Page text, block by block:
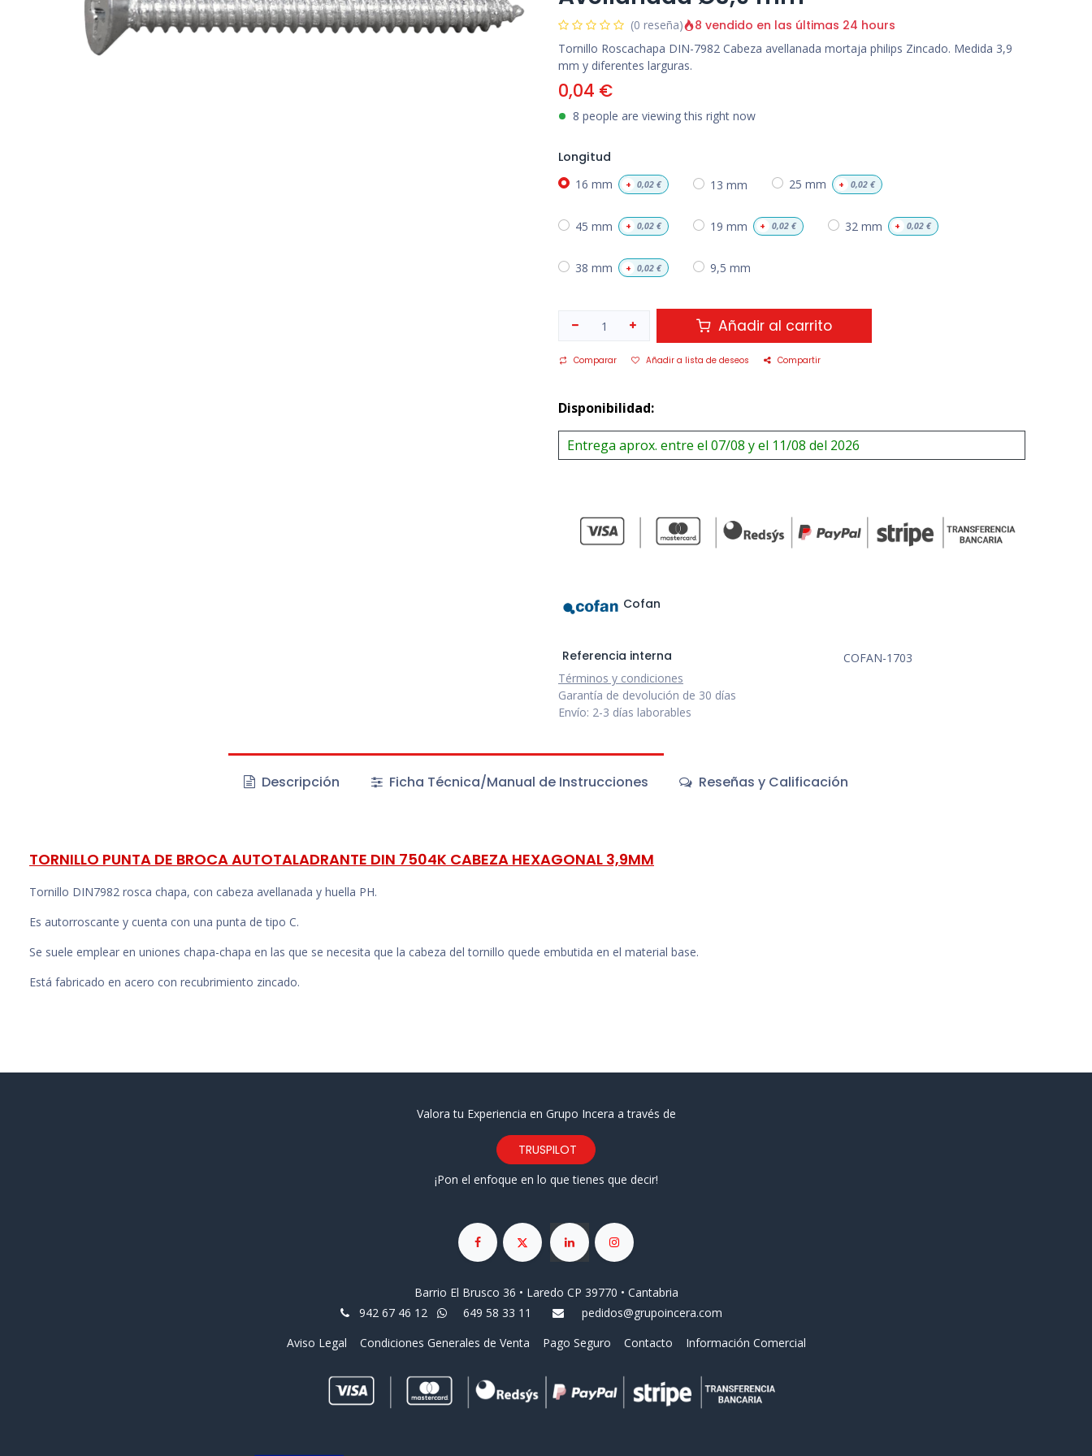
(0 reseña) 8 vendido en las últimas 24 hours
Tornillo Roscachapa DIN-7982 Cabeza avellanada mortaja philips Zincado. Medida 3,9
mm y diferentes larguras.
0,04 €
8 people are viewing this right now
Longitud
16 mm + 0,02 € 13 mm 25 mm + 0,02€
45 mm + 0,02 € 19 mm + 0,02€ 32 mm + 0,02€
38 mm + 0,02 € 9,5 mm
Añadir al carrito
Comparar Añadir a lista de deseos Compartir
Disponibilidad:
Entrega aprox. entre el 07/08 y el 11/08 del 2026
Cofan
Referencia interna
COFAN-1703
Términos y condiciones
Garantía de devolución de 30 días
Envío: 2-3 días laborables
Descripción Ficha Técnica/Manual de Instrucciones Reseñas y Calificación
TORNILLO PUNTA DE BROCA AUTOTALADRANTE DIN 7504K CABEZA HEXAGONAL 3,9MM
Tornillo DIN7982 rosca chapa, con cabeza avellanada y huella PH.
Es autorroscante y cuenta con una punta de tipo C.
Se suele emplear en uniones chapa-chapa en las que se necesita que la cabeza del tornillo quede embutida en el material base.
Está fabricado en acero con recubrimiento zincado.
Valora tu Experiencia en Grupo Incera a través de
TRUSPILOT
¡Pon el enfoque en lo que tienes que decir!
Barrio El Brusco 36 • Laredo CP 39770 • Cantabria
942 67 46 12
649 58 33 11
pedidos@grupoincera.com
Aviso Legal
Condiciones Generales de Venta Pago Seguro Contacto Información Comercial